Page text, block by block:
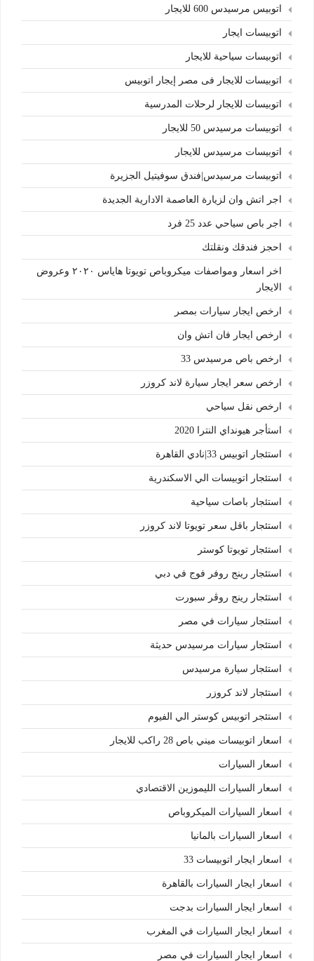
اتوبيس مرسيدس 600 للايجار
اتوبيسات ايجار
اتوبيسات سياحية للايجار
اتوبيسات للايجار فى مصر إيجار اتوبيس
اتوبيسات للايجار لرحلات المدرسية
اتوبيسات مرسيدس 50 للايجار
اتوبيسات مرسيدس للايجار
اتوبيسات مرسيدس|فندق سوفيتيل الجزيرة
اجر اتش وان لزيارة العاصمة الادارية الجديدة
اجر باص سياحي عدد 25 فرد
احجز فندقك ونقلتك
اخر اسعار ومواصفات ميكروباص تويوتا هاياس ٢٠٢٠ وعروض
الايجار
ارخص ايجار سيارات بمصر
ارخص ايجار فان اتش وان
ارخص باص مرسيدس 33
ارخص سعر ايجار سيارة لاند كروزر
ارخص نقل سياحي
استأجر هيونداي النترا 2020
استئجار اتوبيس 33|نادي القاهرة
استئجار اتوبيسات الي الاسكندرية
استئجار باصات سياحية
استئجار باقل سعر تويوتا لاند كروزر
استئجار تويوتا كوستر
استئجار رينج روفر فوج في دبي
استئجار رينج روڤر سبورت
استئجار سيارات في مصر
استئجار سيارات مرسيدس حديثة
استئجار سيارة مرسيدس
استئجار لاند كروزر
استئجر اتوبيس كوستر الي الفيوم
اسعار اتوبيسات ميني باص 28 راكب للايجار
اسعار السيارات
اسعار السيارات الليموزين الاقتصادي
اسعار السيارات الميكروباص
اسعار السيارات بالمانيا
اسعار ايجار اتوبيسات 33
اسعار ايجار السيارات بالقاهرة
اسعار ايجار السيارات بدجت
اسعار ايجار السيارات في المغرب
اسعار ايجار السيارات في مصر